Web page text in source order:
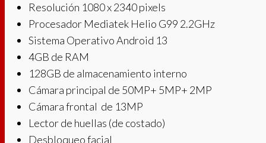
Resolución 1080 x 2340 pixels
Procesador Mediatek Helio G99 2.2GHz
Sistema Operativo Android 13
4GB de RAM
128GB de almacenamiento interno
Cámara principal de 50MP+ 5MP+ 2MP
Cámara frontal de 13MP
Lector de huellas (de costado)
Desbloqueo facial